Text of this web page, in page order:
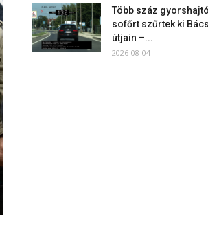
Több száz
sofőrt szűrtek ki
útjain –...
2026-08-04